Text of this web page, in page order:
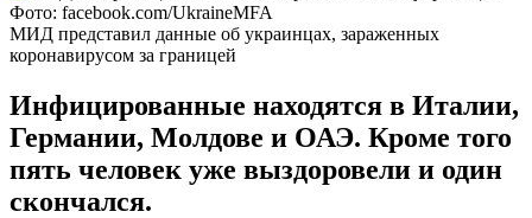
Фото: facebook.com/UkraineMFA
МИД представил данные об украинцах, зараженных
коронавирусом за границей
Инфицированные находятся в Италии,
Германии, Молдове и ОАЭ. Кроме того
пять человек уже выздоровели и один
скончался.